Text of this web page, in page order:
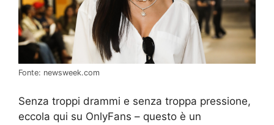
Fonte: newsweek.com
Senza troppi drammi e senza troppa pressione,
eccola qui su OnlyFans – questo è un